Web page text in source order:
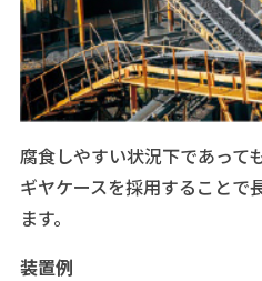
腐食しやすい状況下であって
ギヤケースを採用することで
ます。
装置例